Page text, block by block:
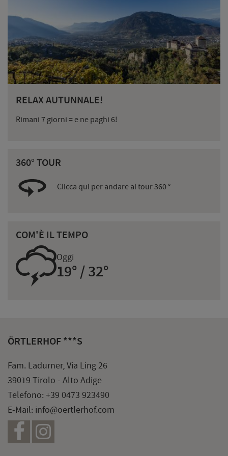
RELAX AUTUNNALE!
Rimani 7 giorni = e ne paghi 6!
360° TOUR
Clicca qui per andare al tour 360 °
COM'È IL TEMPO
0Oggi
19° / 32°
ÖRTLERHOF ***S
Fam. Ladurner, Via Ling 26
39019 Tirolo - Alto Adige
Telefono: +39 0473 923490
E-Mail: info@oertlerhof.com